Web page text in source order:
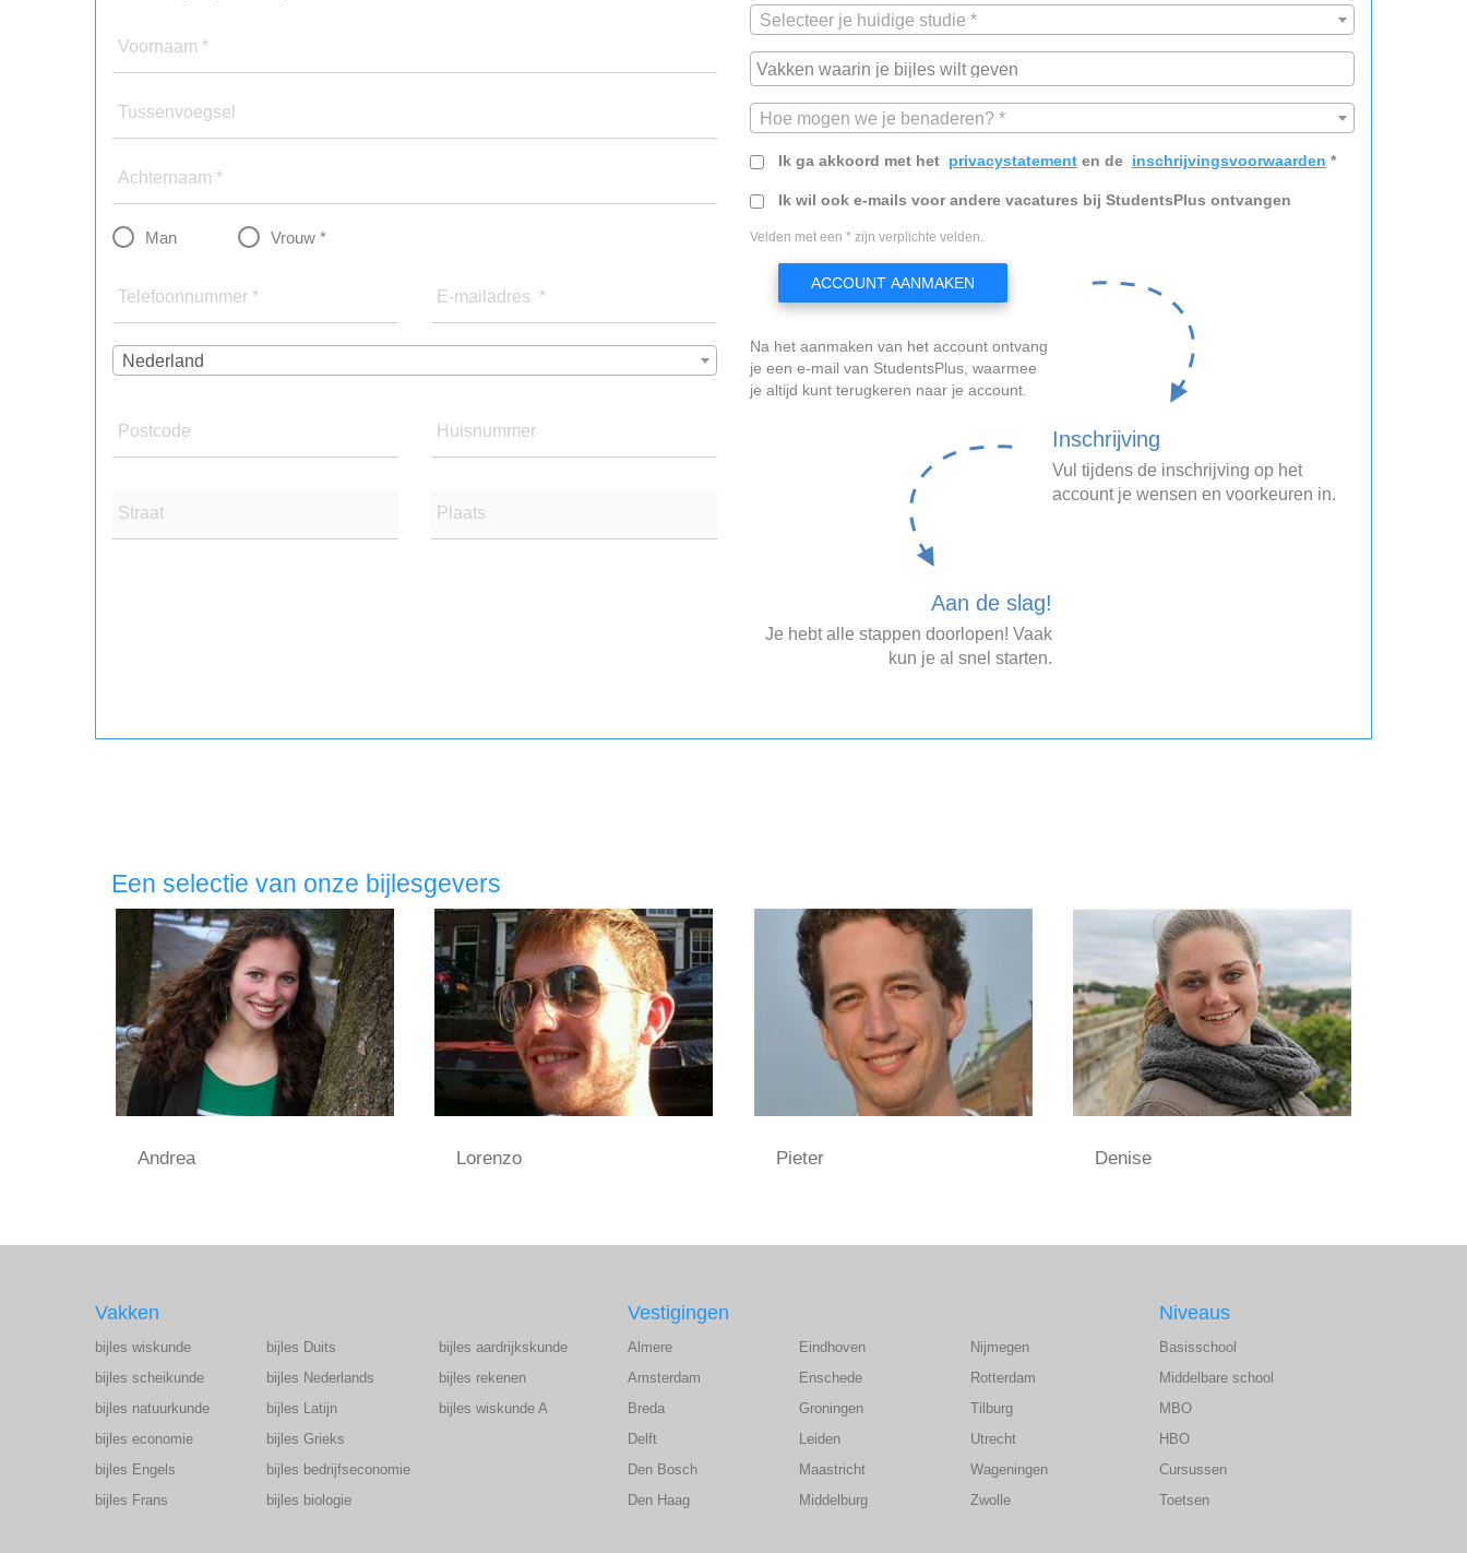
Voornaam *
Tussenvoegsel
Achternaam *
Man Vrouw *
Telefoonnummer * E-mailadres *
Nederland
Postcode Huisnummer
Straat Plaats
Selecteer je huidige studie *
Hoe mogen we je benaderen? *
Ik ga akkoord met het privacystatement en de inschrijvingsvoorwaarden *
Ik wil ook e-mails voor andere vacatures bij StudentsPlus ontvangen
Velden met een * zijn verplichte velden.
ACCOUNT AANMAKEN
Na het aanmaken van het account ontvang
je een e-mail van StudentsPlus, waarmee
je altijd kunt terugkeren naar je account.
Inschrijving
Vul tijdens de inschrijving op het
account je wensen en voorkeuren in.
Aan de slag!
Je hebt alle stappen doorlopen! Vaak
kun je al snel starten.
Een selectie van onze bijlesgevers
Andrea Lorenzo Pieter Denise
Vakken
bijles wiskunde
bijles scheikunde
bijles natuurkunde
bijles economie
bijles Engels
bijles Frans
bijles Duits
bijles Nederlands
bijles Latijn
bijles Grieks
bijles bedrijfseconomie
bijles biologie
bijles aardrijkskunde
bijles rekenen
bijles wiskunde A
Vestigingen
Almere
Amsterdam
Breda
Delft
Den Bosch
Den Haag
Eindhoven
Enschede
Groningen
Leiden
Maastricht
Middelburg
Nijmegen
Rotterdam
Tilburg
Utrecht
Wageningen
Zwolle
Niveaus
Basisschool
Middelbare school
MBO
HBO
Cursussen
Toetsen